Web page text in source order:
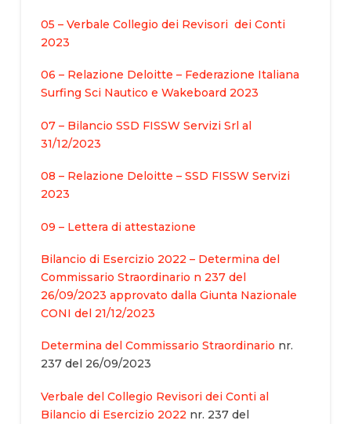
05 – Verbale Collegio dei Revisori dei Conti
2023
06 – Relazione Deloitte – Federazione Italiana
Surfing Sci Nautico e Wakeboard 2023
07 – Bilancio SSD FISSW Servizi Srl al
31/12/2023
08 – Relazione Deloitte – SSD FISSW Servizi
2023
09 – Lettera di attestazione
Bilancio di Esercizio 2022 – Determina del
Commissario Straordinario n 237 del
26/09/2023 approvato dalla Giunta Nazionale
CONI del 21/12/2023
Determina del Commissario Straordinario nr.
237 del 26/09/2023
Verbale del Collegio Revisori dei Conti al
Bilancio di Esercizio 2022 nr. 237 del